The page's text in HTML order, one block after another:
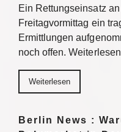
Ein Rettungseinsatz
Freitagvormittag ein
Ermittlungen
noch offen. Weiterlesen
Weiterlesen
Berlin News :